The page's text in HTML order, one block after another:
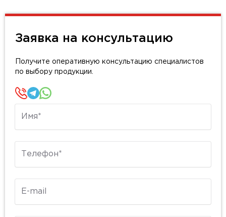
Заявка на консультацию
Получите оперативную консультацию специалистов
по выбору продукции.